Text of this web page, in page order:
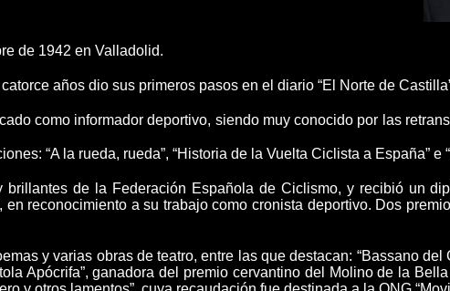
de 1942 en Valladolid.
años dio sus primeros pasos en el diario “El Norte de
como informador deportivo, siendo muy conocido por las
“A la rueda, rueda”, “Historia de la Vuelta Ciclista a España” e
de la Federación Española de Ciclismo, y recibió un
reconocimiento a su trabajo como cronista deportivo. Dos
y varias obras de teatro, entre las que destacan: “Bassano del
Apócrifa”, ganadora del premio cervantino del Molino de la